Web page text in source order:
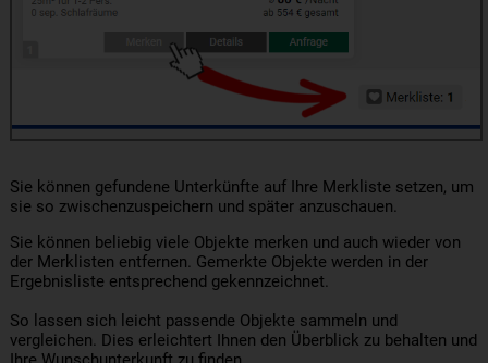
Sie können gefundene Unterkünfte auf Ihre Merkliste setzen, um
sie so zwischenzuspeichern und später anzuschauen.
Sie können beliebig viele Objekte merken und auch wieder von
der Merklisten entfernen. Gemerkte Objekte werden in der
Ergebnisliste entsprechend gekennzeichnet.
So lassen sich leicht passende Objekte sammeln und
vergleichen. Dies erleichtert Ihnen den Überblick zu behalten und